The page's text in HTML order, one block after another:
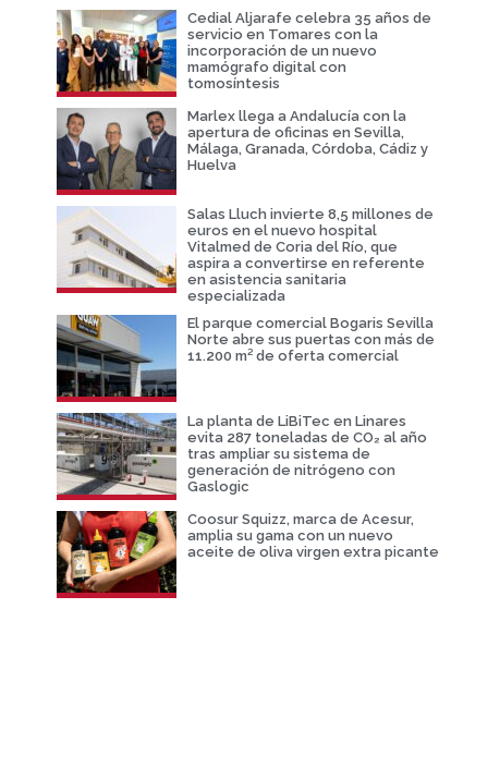
Cedial Aljarafe celebra 35 años de
servicio en Tomares con la
incorporación de un nuevo
mamógrafo digital con
tomosíntesis
Marlex llega a Andalucía con la
apertura de oficinas en Sevilla,
Málaga, Granada, Córdoba, Cádiz y
Huelva
Salas Lluch invierte 8,5 millones de
euros en el nuevo hospital
Vitalmed de Coria del Río, que
aspira a convertirse en referente
en asistencia sanitaria
especializada
El parque comercial Bogaris Sevilla
Norte abre sus puertas con más de
11.200 m² de oferta comercial
La planta de LiBiTec en Linares
evita 287 toneladas de CO₂ al año
tras ampliar su sistema de
generación de nitrógeno con
Gaslogic
Coosur Squizz, marca de Acesur,
amplia su gama con un nuevo
aceite de oliva virgen extra picante